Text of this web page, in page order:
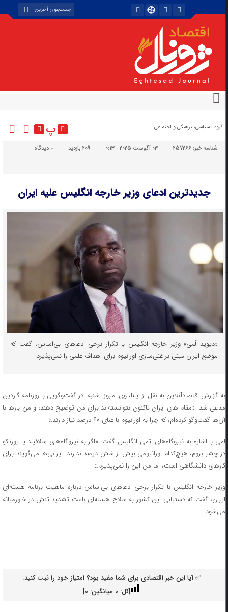
گروه : سیاسی، فرهنگی و اجتماعی پ
شناسه خبر:257266 03 آگوست 2025 - 0:13 209 بازدید دیدگاه
جدیدترین ادعای وزیر خارجه انگلیس علیه ایران
«دیوید لَمی» وزیر خارجه انگلیس با تکرار برخی ادعاهای بی‌‌اساس، گفت که
موضع ایران مبنی بر غنی‌سازی اورانیوم برای اهداف علمی را نمی‌پذیرد.
به گزارش اقتصادآنلاین به نقل از ایلنا، وی امروز -شنبه- در گفت‌وگویی با روزنامه گاردین
مدعی شد: «مقام های ایران تاکنون نتوانسته‌اند برای من توضیح دهند، و من بارها با
آن‌ها گفت‌وگو کرده‌ام، که چرا به اورانیوم با غنای ۶۰ درصد نیاز دارند.»
لمی با اشاره به نیروگاه‌های اتمی انگلیس گفت: «اگر به نیروگاه‌های سِلافیلد یا یورِنکو
در چِشر بروم، هیچ‌کدام اورانیومی بیش از شش درصد ندارند. ایرانی‌ها می‌گویند برای
کارهای دانشگاهی است، اما من این را نمی‌پذیرم.»
وزیر خارجه انگلیس با تکرار برخی ادعاهای بی‌اساس درباره ماهیت برنامه هسته‌ای
ایران، گفت که دستیابی این کشور به سلاح هسته‌ای باعث تشدید تنش در خاورمیانه
می‌شود.
✅ آیا این خبر اقتصادی برای شما مفید بود؟ امتیاز خود را ثبت کنید.
[کل: 0میانگین: 0
]